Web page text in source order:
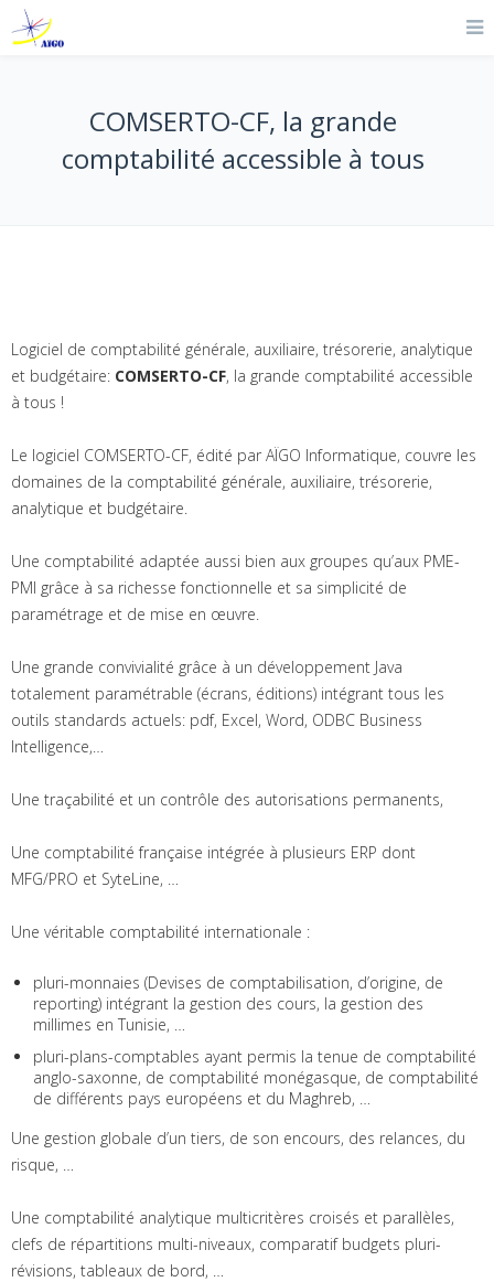
COMSERTO-CF, la grande
comptabilité accessible à tous
Logiciel de comptabilité générale, auxiliaire, trésorerie, analytique
et budgétaire: COMSERTO-CF, la grande comptabilité accessible
à tous !
Le logiciel COMSERTO-CF, édité par AÏGO Informatique, couvre les
domaines de la comptabilité générale, auxiliaire, trésorerie,
analytique et budgétaire.
Une comptabilité adaptée aussi bien aux groupes qu’aux PME-
PMI grâce à sa richesse fonctionnelle et sa simplicité de
paramétrage et de mise en œuvre.
Une grande convivialité grâce à un développement Java
totalement paramétrable (écrans, éditions) intégrant tous les
outils standards actuels: pdf, Excel, Word, ODBC Business
Intelligence,…
Une traçabilité et un contrôle des autorisations permanents,
Une comptabilité française intégrée à plusieurs ERP dont
MFG/PRO et SyteLine, …
Une véritable comptabilité internationale :
pluri-monnaies (Devises de comptabilisation, d’origine, de
reporting) intégrant la gestion des cours, la gestion des
millimes en Tunisie, …
pluri-plans-comptables ayant permis la tenue de comptabilité
anglo-saxonne, de comptabilité monégasque, de comptabilité
de différents pays européens et du Maghreb, …
Une gestion globale d’un tiers, de son encours, des relances, du
risque, …
Une comptabilité analytique multicritères croisés et parallèles,
clefs de répartitions multi-niveaux, comparatif budgets pluri-
révisions, tableaux de bord, …